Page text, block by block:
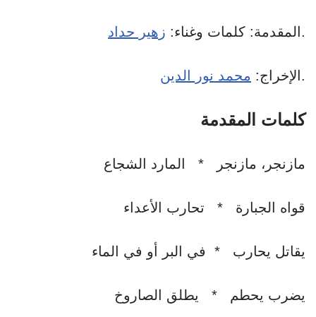
المقدمة: كلمات وغناء: زهير حداد .
الإخراج: محمد نور الدين .
كلمات المقدمة
مازنجر، مازنجر * المارد الشجاع
قواه الجبارة * تحارب الأعداء
يقاتل يحارب * في البر أو في الماء
يضرب يحطم * يطلق الصاروخ